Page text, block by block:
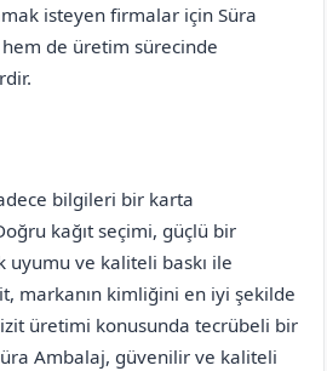
isteyen firmalar için Süra
de üretim sürecinde
bilgileri bir karta
kağıt seçimi, güçlü bir
uyumu ve kaliteli baskı ile
markanın kimliğini en iyi şekilde
üretimi konusunda tecrübeli bir
Ambalaj, güvenilir ve kaliteli